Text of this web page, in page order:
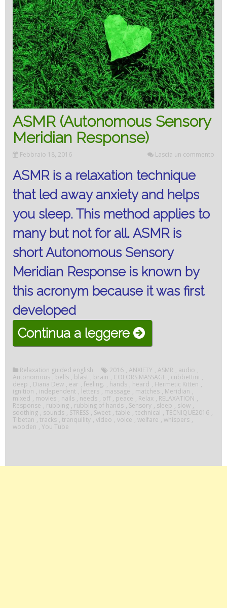
ASMR (Autonomous Sensory
Meridian Response)
Febbraio 18, 2016 Lascia un commento
ASMR is a relaxation technique
that led away anxiety and helps
you sleep. This method applies to
many but not for all. ASMR is
short Autonomous Sensory
Meridian Response is known by
this acronym because it was first
developed
Continua a leggere “ASMR
(Autonomous
Sensory
Meridian
Response)”
Relaxation guided english 2016 , ANXIETY , ASMR , audio ,
Autonomous , bells , blast , brain , COLORS.MASSAGE , cubbettini ,
deep , Diana Dew , ear , feeling. , hands , heard , Hermetic Kitten ,
ignition , independent , letters , massage , matches , Meridian ,
mixed , movies , nails , needs , off , peace , Relax , RELAXATION ,
Response , rubbing , rubbing of hands , Sensory , sleep , slow ,
soothing , sounds , STRESS , Sweet , table , technical , TECNIQUE2016 ,
Tibetan , tracks , tranquility , video , voice , welfare , whispers ,
wooden , You Tube